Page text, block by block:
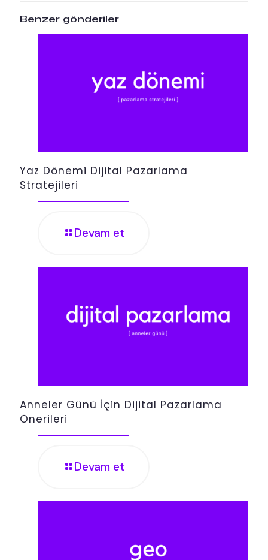
Benzer gönderiler
Yaz Dönemi Dijital Pazarlama
Stratejileri
Devam et
Anneler Günü İçin Dijital Pazarlama
Önerileri
Devam et